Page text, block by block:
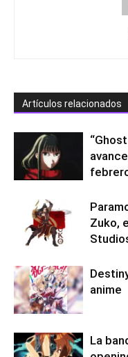
Artículos relacionados
Zuko,
anime
La